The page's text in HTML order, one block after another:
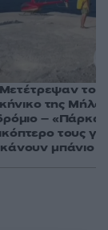
Μετέτρεψαν το
της
–
τους
κάνουν μπάνιο